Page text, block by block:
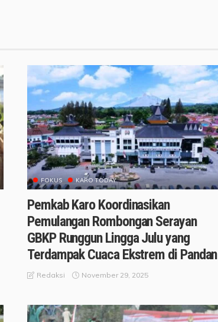
FOKUS KARO TODAY
Pemkab Karo Koordinasikan
Pemulangan Rombongan Serayan
GBKP Runggun Lingga Julu yang
Terdampak Cuaca Ekstrem di Pandan
Redaksi November 29, 2025